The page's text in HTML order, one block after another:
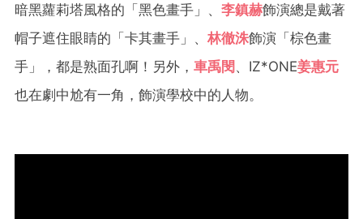
暗黑蘿莉塔風格的「黑色畫手」、 李鎮赫飾演總是戴著
帽子遮住眼睛的「卡其畫手」、 林徹洙飾演「棕色畫
手」，都是熟面孔啊！另外， 車禹閔 、IZ*ONE姜惠元
也在劇中尬有一角，飾演學校中的人物。